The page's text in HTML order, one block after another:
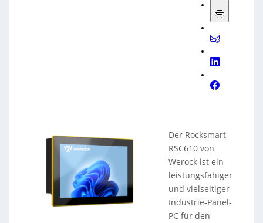
Der Rocksmart
RSC610 von
Werock ist ein
leistungsfähiger
und vielseitiger
Industrie-Panel-
PC für den